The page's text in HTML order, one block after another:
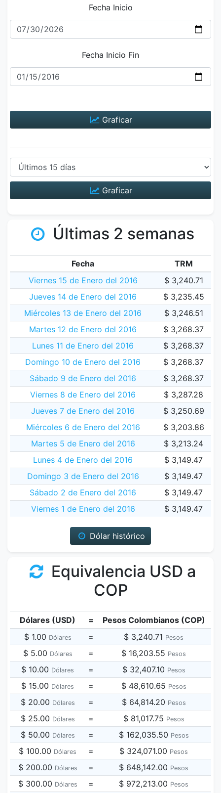
Fecha Inicio
Fecha Inicio Fin
Graficar
Graficar
Últimas 2 semanas
Fecha
TRM
Viernes 15 de Enero del 2016
$ 3,240.71
Jueves 14 de Enero del 2016
$ 3,235.45
Miércoles 13 de Enero del 2016
$ 3,246.51
Martes 12 de Enero del 2016
$ 3,268.37
Lunes 11 de Enero del 2016
$ 3,268.37
Domingo 10 de Enero del 2016
$ 3,268.37
Sábado 9 de Enero del 2016
$ 3,268.37
Viernes 8 de Enero del 2016
$ 3,287.28
Jueves 7 de Enero del 2016
$ 3,250.69
Miércoles 6 de Enero del 2016
$ 3,203.86
Martes 5 de Enero del 2016
$ 3,213.24
Lunes 4 de Enero del 2016
$ 3,149.47
Domingo 3 de Enero del 2016
$ 3,149.47
Sábado 2 de Enero del 2016
$ 3,149.47
Viernes 1 de Enero del 2016
$ 3,149.47
Dólar histórico
Equivalencia USD a
COP
Dólares (USD) =
Pesos Colombianos (COP)
$ 1.00 Dólares = $ 3,240.71 Pesos
$ 5.00 Dólares = $ 16,203.55 Pesos
$ 10.00 Dólares = $ 32,407.10 Pesos
$ 15.00 Dólares = $ 48,610.65 Pesos
$ 20.00 Dólares = $ 64,814.20 Pesos
$ 25.00 Dólares = $ 81,017.75 Pesos
$ 50.00 Dólares = $ 162,035.50 Pesos
$ 100.00 Dólares = $ 324,071.00 Pesos
$ 200.00 Dólares = $ 648,142.00 Pesos
$ 300.00 Dólares = $ 972,213.00 Pesos